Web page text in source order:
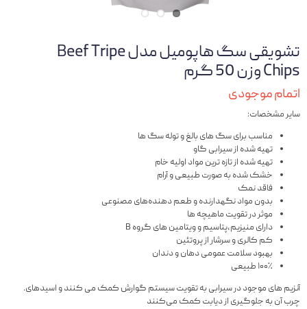
تشویقی سگ هاپومیل مدل Beef Tripe
Chips وزن 50 گرم
اتمام موجودی
سایر مشخصات:
مناسب برای سگ های بالغ و توله سگ ها
تهیه شده از سیرابی گاو
تهیه شده از تازه ترین مواد اولیه خام
خشک شده به صورت طبیعی و آرام
فاقد نمک
بدون مواد نگهدارنده و طعم دهنده‌های مصنوعی
موثر در تقویت ماهیچه ها
دارای منیزیم،پتاسیم و ویتامین های گروه B
کم کالری و سرشار از پروتئین
بهبود سلامت عمومی دهان و دندان
۱۰۰٪ طبیعی
.آنزیم های موجود در سیرابی به تقویت سیستم گوارش کمک می کنند و اسید‌های
چرب آن به جلوگیری از دیابت کمک می‌کنند